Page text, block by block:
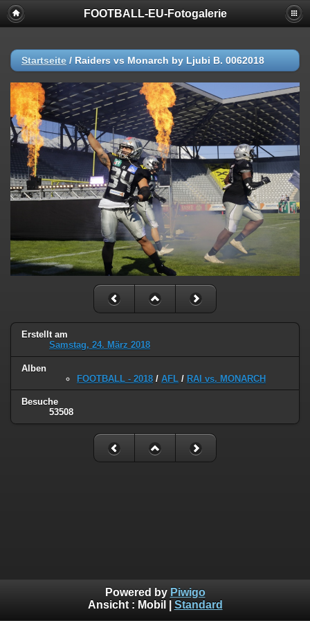
FOOTBALL-EU-Fotogalerie
Startseite / Raiders vs Monarch by Ljubi B. 0062018
Erstellt am
Samstag, 24. März 2018
Alben
FOOTBALL - 2018 / AFL / RAI vs. MONARCH
Besuche
53508
Powered by Piwigo
Ansicht : Mobil Standard